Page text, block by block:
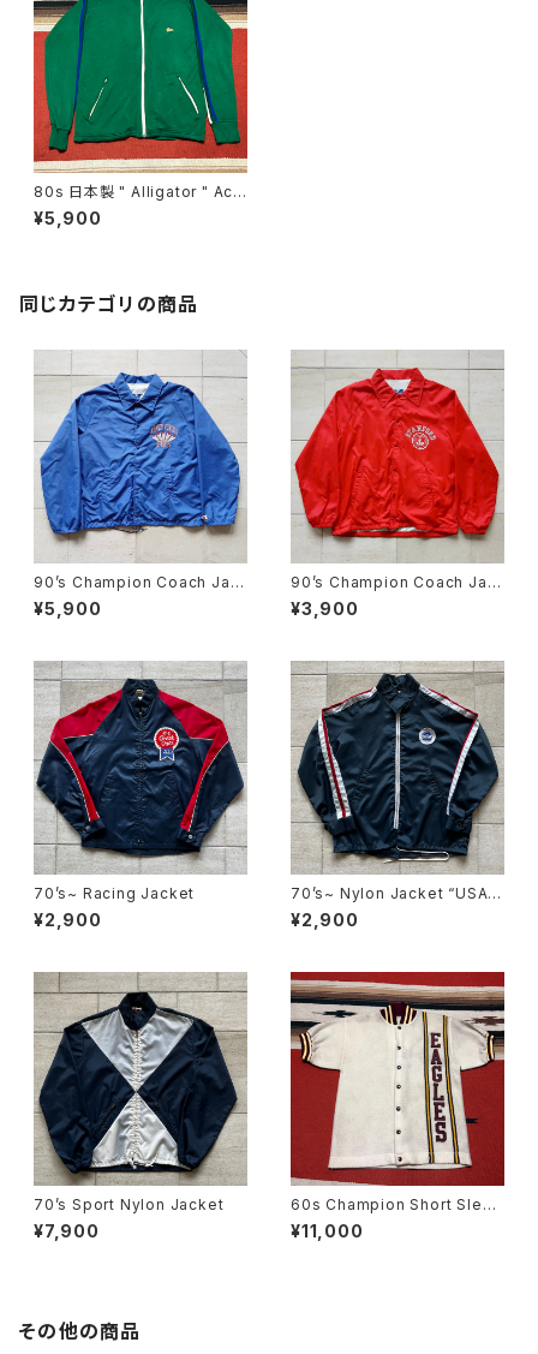
80s 日本製 " Alligator " Acr
ylic Track Jacket
¥5,900
同じカテゴリの商品
90’s Champion Coach Jac
ket “USA MADE”
¥5,900
90’s Champion Coach Jac
ket “USA MADE”
¥3,900
70’s~ Racing Jacket
¥2,900
70’s~ Nylon Jacket “USA
MADE”
¥2,900
70’s Sport Nylon Jacket
¥7,900
60s Champion Short Sleev
e Stadium Jacket size S
¥11,000
その他の商品